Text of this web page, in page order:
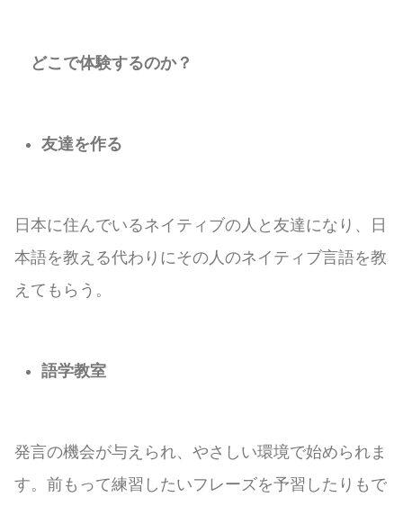
どこで体験するのか？
友達を作る
日本に住んでいるネイティブの人と友達になり、日
本語を教える代わりにその人のネイティブ言語を教
えてもらう。
語学教室
発言の機会が与えられ、やさしい環境で始められま
す。前もって練習したいフレーズを予習したりもで